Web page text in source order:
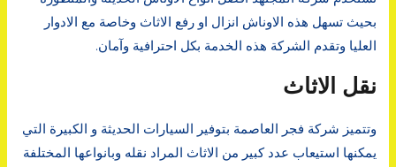
بحيث تسهل هذه الاوناش انزال او رفع الاثاث وخاصة مع الادوار
العليا وتقدم الشركة هذه الخدمة بكل احترافية وآمان.
نقل الاثاث
وتتميز شركة فجر العاصمة بتوفير السيارات الحديثة و الكبيرة التي
يمكنها استيعاب عدد كبير من الاثاث المراد نقله وبانواعها المختلفة